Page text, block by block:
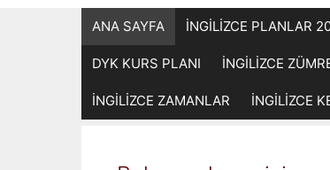
ANA SAYFA İNGİLİZCE PLANLAR
DYK KURS PLANI İNGİLİZCE
İNGİLİZCE ZAMANLAR İNGİLİZCE